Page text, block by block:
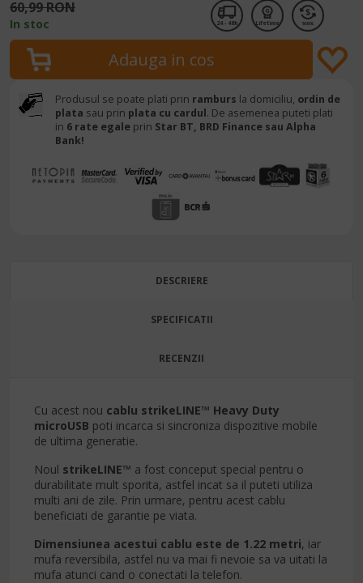
60,99 RON
In stoc 24 - 48h Lifetime
Produsul se poate plati prin ramburs la domiciliu, ordin de
plata sau prin plata cu cardul. De asemenea puteti plati
in 6 rate egale prin Star BT, BRD Finance sau Alpha
Bank!
DESCRIERE
SPECIFICATII
RECENZII
Cu acest nou cablu strikeLINE™ Heavy Duty
microUSB poti incarca si sincroniza dispozitive mobile
de ultima generatie.
Noul strikeLINE™ a fost conceput special pentru o
durabilitate mult sporita, astfel incat sa il puteti utiliza
multi ani de zile. Prin urmare, pentru acest cablu
beneficiati de garantie pe viata.
Dimensiunea acestui cablu este de 1.22 metri, iar
mufa reversibila, astfel nu va mai fi nevoie sa va uitati la
mufa atunci cand o conectati la telefon.